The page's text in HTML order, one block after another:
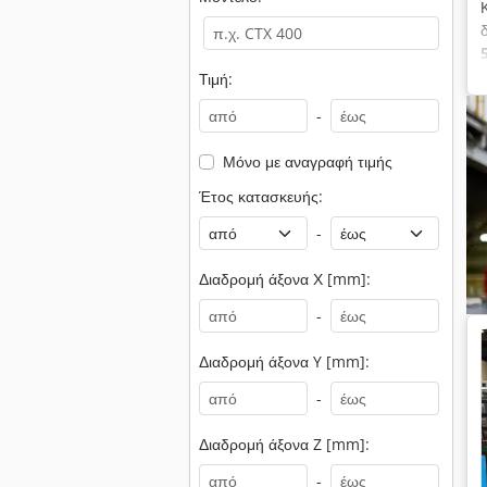
Τιμή:
-
Μόνο με αναγραφή τιμής
Έτος κατασκευής:
-
Διαδρομή άξονα Χ [mm]:
-
Διαδρομή άξονα Y [mm]:
-
Διαδρομή άξονα Z [mm]:
-